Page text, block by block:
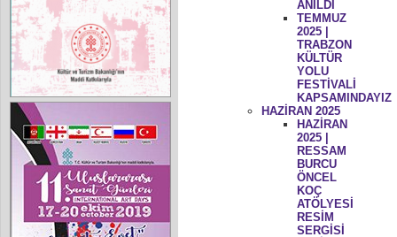
ANILDI
TEMMUZ
2025 |
TRABZON
KÜLTÜR
YOLU
FESTİVALİ
KAPSAMINDAYIZ
HAZİRAN 2025
HAZİRAN
2025 |
RESSAM
BURCU
ÖNCEL
KOÇ
ATÖLYESİ
RESİM
SERGİSİ